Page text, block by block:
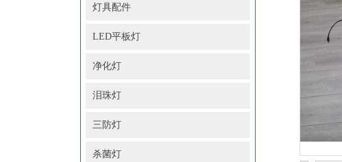
灯具配件
LED平板灯
净化灯
泪珠灯
三防灯
杀菌灯